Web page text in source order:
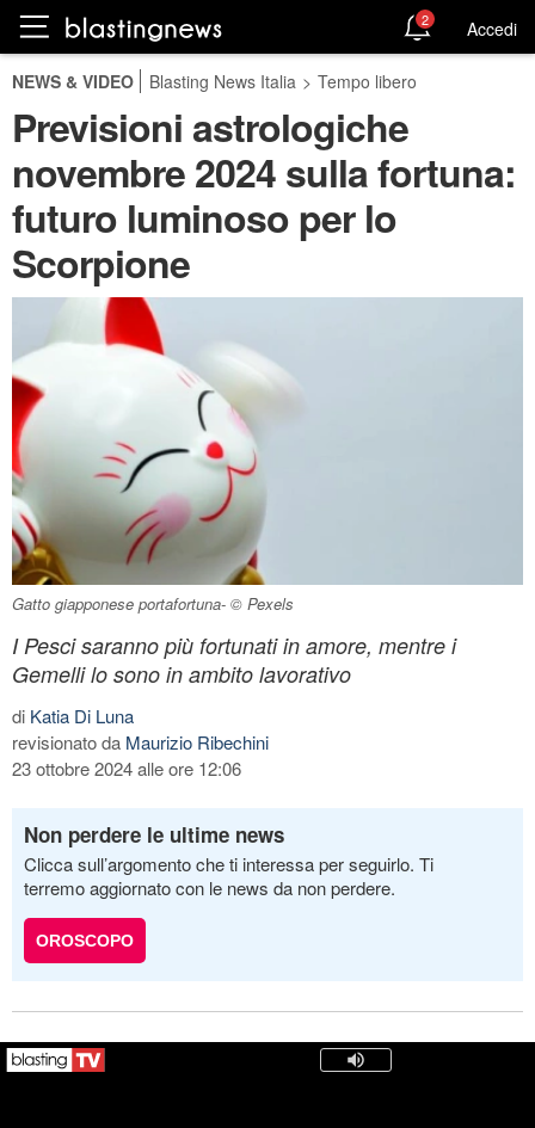
2 Accedi
NEWS & VIDEO Blasting News Italia > Tempo libero
Previsioni astrologiche
novembre 2024 sulla fortuna:
futuro luminoso per lo
Scorpione
Gatto giapponese portafortuna- © Pexels
I Pesci saranno più fortunati in amore, mentre i
Gemelli lo sono in ambito lavorativo
di Katia Di Luna
revisionato da Maurizio Ribechini
23 ottobre 2024 alle ore 12:06
Non perdere le ultime news
Clicca sull’argomento che ti interessa per seguirlo. Ti
terremo aggiornato con le news da non perdere.
OROSCOPO